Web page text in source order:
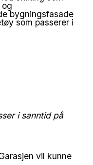
i sanntid på
vil kunne